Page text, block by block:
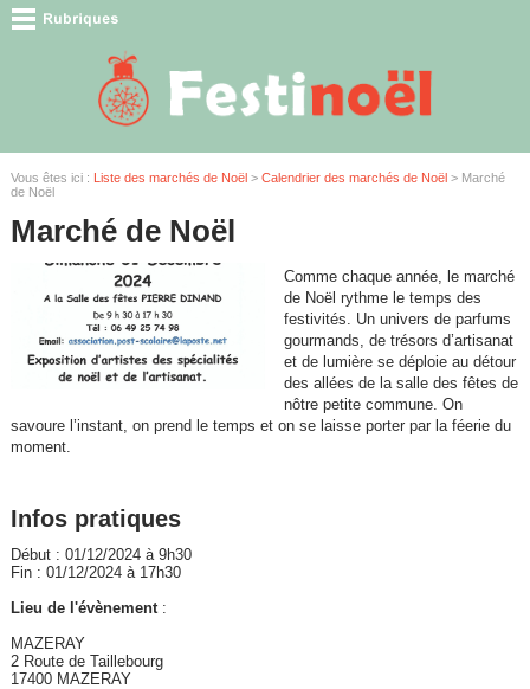
Vous êtes ici : Liste des marchés de Noël> Calendrier des marchés de Noël> Marché
de Noël
Marché de Noël
Comme chaque année, le marché
de Noël rythme le temps des
festivités. Un univers de parfums
gourmands, de trésors d’artisanat
et de lumière se déploie au détour
des allées de la salle des fêtes de
nôtre petite commune. On
savoure l’instant, on prend le temps et on se laisse porter par la féerie du
moment.
Infos pratiques
Début : 01/12/2024 à 9h30
Fin : 01/12/2024 à 17h30
Lieu de l'évènement:
MAZERAY
2 Route de Taillebourg
17400 MAZERAY